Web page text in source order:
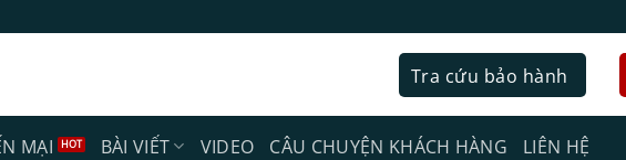
Tra cứu bảo hành
MẠI BÀI VIẾT VIDEO CÂU CHUYỆN KHÁCH HÀNG LIÊN HỆ